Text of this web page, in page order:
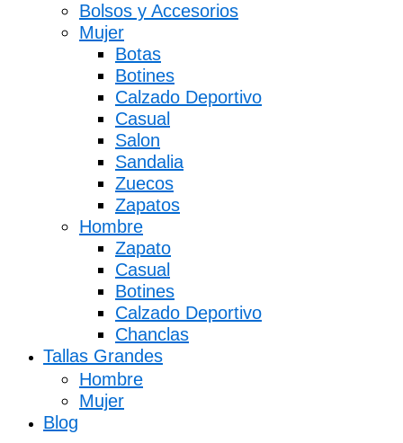
Bolsos y Accesorios
Mujer
Botas
Botines
Calzado Deportivo
Casual
Salon
Sandalia
Zuecos
Zapatos
Hombre
Zapato
Casual
Botines
Calzado Deportivo
Chanclas
Tallas Grandes
Hombre
Mujer
Blog